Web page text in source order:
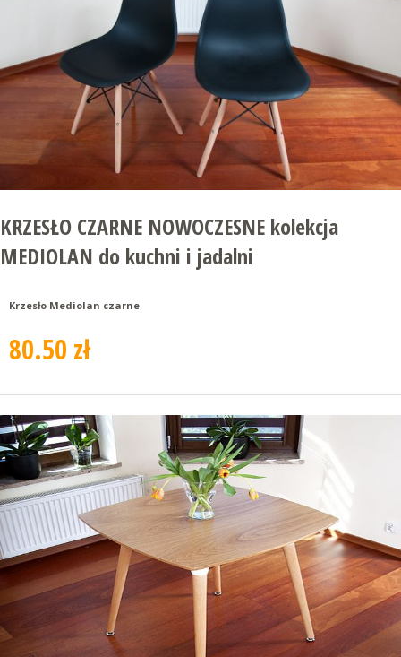
KRZESŁO CZARNE NOWOCZESNE kolekcja
MEDIOLAN do kuchni i jadalni
Krzesło Mediolan czarne
80.50 zł